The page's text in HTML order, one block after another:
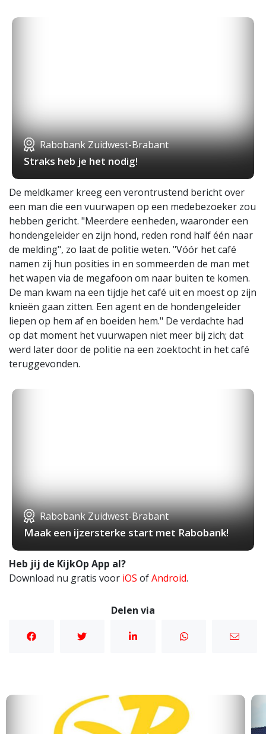
Rabobank Zuidwest-Brabant
Straks heb je het nodig!
De meldkamer kreeg een verontrustend bericht over
een man die een vuurwapen op een medebezoeker zou
hebben gericht. "Meerdere eenheden, waaronder een
hondengeleider en zijn hond, reden rond half één naar
de melding", zo laat de politie weten. "Vóór het café
namen zij hun posities in en sommeerden de man met
het wapen via de megafoon om naar buiten te komen.
De man kwam na een tijdje het café uit en moest op zijn
knieën gaan zitten. Een agent en de hondengeleider
liepen op hem af en boeiden hem." De verdachte had
op dat moment het vuurwapen niet meer bij zich; dat
werd later door de politie na een zoektocht in het café
teruggevonden.
Rabobank Zuidwest-Brabant
Maak een ijzersterke start met Rabobank!
Heb jij de KijkOp App al?
Download nu gratis voor iOS ofAndroid.
Delen via